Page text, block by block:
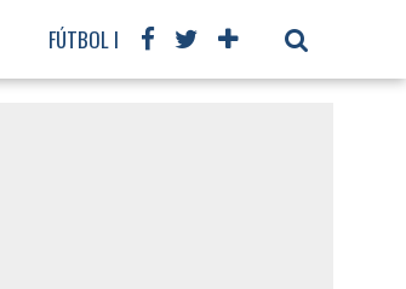
FÚTBOL INTERNACIONAL